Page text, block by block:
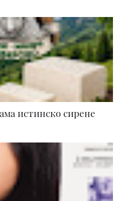
истинско сирене